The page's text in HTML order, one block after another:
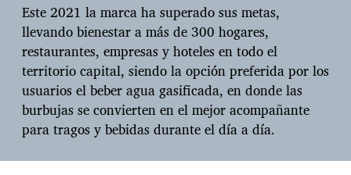
i
n
Este 2021 la marca ha superado sus metas,
llevando bienestar a más de 300 hogares,
restaurantes, empresas y hoteles en todo el
territorio capital, siendo la opción preferida por los
usuarios el beber agua gasificada, en donde las
burbujas se convierten en el mejor acompañante
para tragos y bebidas durante el día a día.